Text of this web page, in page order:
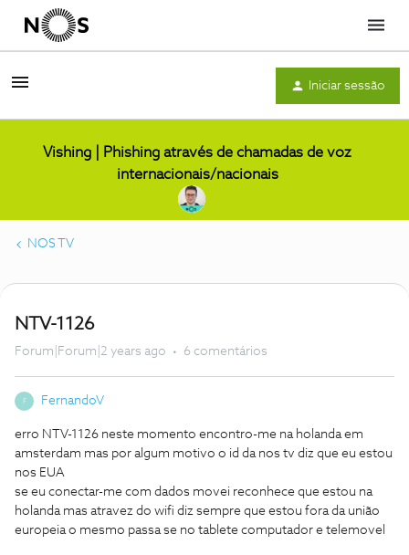
Menu
Iniciar sessão
Vishing | Phishing através de chamadas de voz
internacionais/nacionais
NOS TV
NTV-1126
Forum|Forum|2 years ago 6 comentários
F FernandoV
erro NTV-1126 neste momento encontro-me na holanda em
amsterdam mas por algum motivo o id da nos tv diz que eu estou
nos EUA
se eu conectar-me com dados movei reconhece que estou na
holanda mas atravez do wifi diz sempre que estou fora da união
europeia o mesmo passa se no tablete computador e telemovel